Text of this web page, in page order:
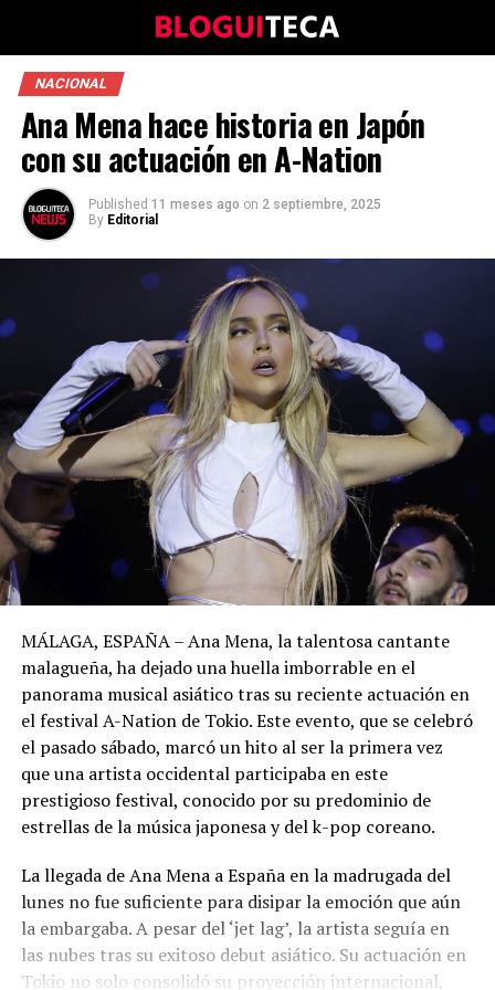
NACIONAL
Ana Mena hace historia en Japón
con su actuación en A-Nation
Published 11 meses ago on 2 septiembre, 2025
By Editorial
MÁLAGA, ESPAÑA – Ana Mena, la talentosa cantante
malagueña, ha dejado una huella imborrable en el
panorama musical asiático tras su reciente actuación en
el festival A-Nation de Tokio. Este evento, que se celebró
el pasado sábado, marcó un hito al ser la primera vez
que una artista occidental participaba en este
prestigioso festival, conocido por su predominio de
estrellas de la música japonesa y del k-pop coreano.
La llegada de Ana Mena a España en la madrugada del
lunes no fue suficiente para disipar la emoción que aún
la embargaba. A pesar del ‘jet lag’, la artista seguía en
las nubes tras su exitoso debut asiático. Su actuación en
Tokio no solo consolidó su proyección internacional,